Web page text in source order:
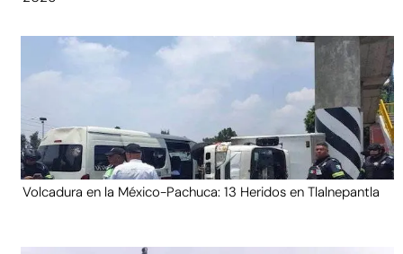
Volcadura en la México-Pachuca: 13 Heridos en Tlalnepantla